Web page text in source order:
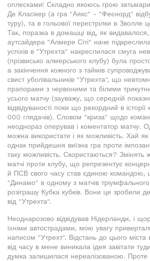
оплесками! Складно якоюсь грою
Де Класікер (а гра "Аякс" - "Феєнорд"
туру), та в гольової перестрілки в Зволле
Так, поразка в домашці від, як видавалося,
аутсайдера "Алмере Сіті" наче
успіхів в "Утрехта" накреслилася смуга
(прізвисько алмерського клубу) була
а закінчення кожного з таймів
свист уболівальників "Утрехта", що
прапорами з червоними та білими
усього матчу (зауважу, що середній
відвідуваності поки що рекордний в
000 глядачів). Словом "криза" щодо
неоднораз оперував і коментатор матчу.
можна використати і як можливість. Хай
однак прийдешня виїзна гра проти
таку можливість. Скористаються? Змінять
матчі проти клубу, що репрезентує
й ПСВ свого часу став єдиною командою,
"Динамо" в одному з матчів
розіграшу Кубка кубків. Вони це зробили
від "Утрехта".
Неоднарозово відвідував Нідерланди, і
їхніми автострадами, мою увагу
написом "Утрехт". Відстань до цього міста
від часу в мене виникала ідея завітати
думка залишилася нереалізованою. Проте